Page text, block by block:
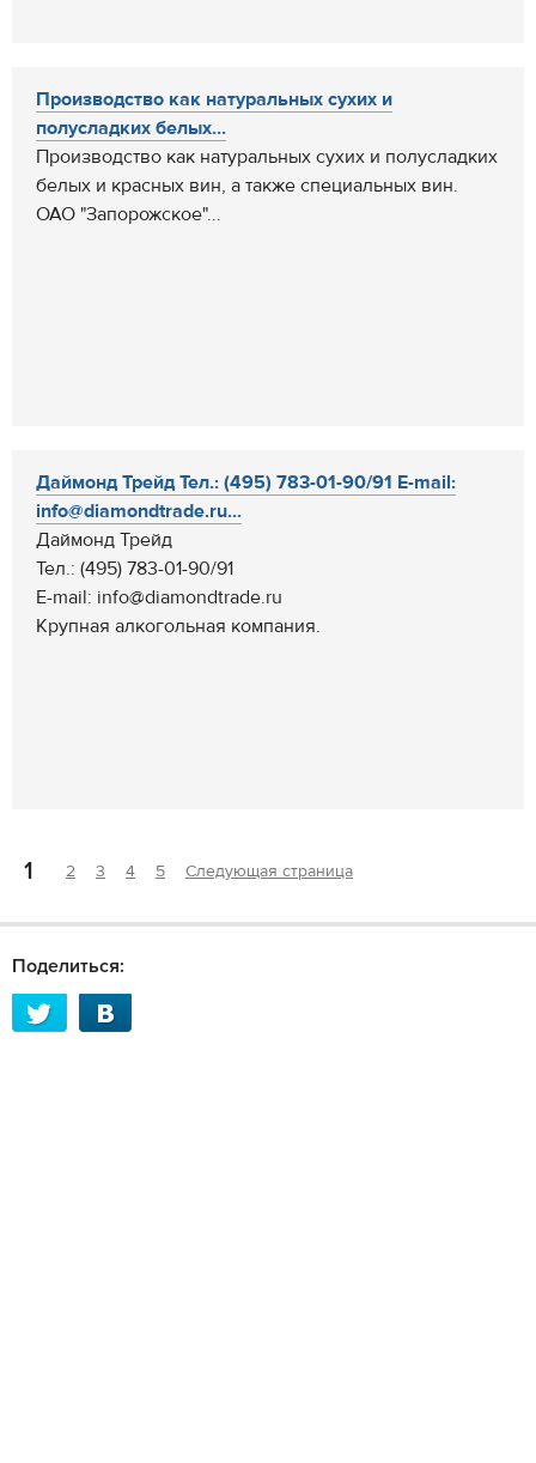
Производство как натуральных сухих и
полусладких белых...
Производство как натуральных сухих и полусладких
белых и красных вин, а также специальных вин.
ОАО "Запорожское"...
Даймонд Трейд Тел.: (495) 783-01-90/91 E-mail:
info@diamondtrade.ru...
Даймонд Трейд
Тел.: (495) 783-01-90/91
E-mail: info@diamondtrade.ru
Крупная алкогольная компания.
1 2 3 4 5 Следующая страница
Поделиться: